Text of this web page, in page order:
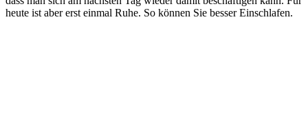
heute ist aber erst einmal Ruhe. So können Sie besser Einschlafen.